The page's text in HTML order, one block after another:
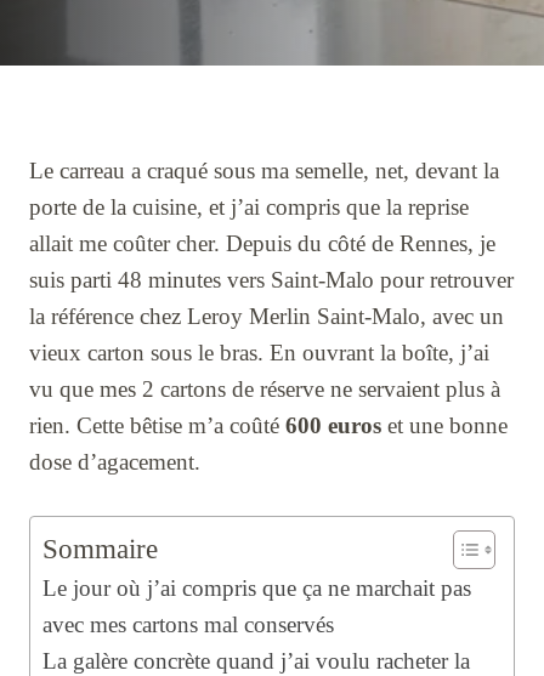
Le carreau a craqué sous ma semelle, net, devant la
porte de la cuisine, et j’ai compris que la reprise
allait me coûter cher. Depuis du côté de Rennes, je
suis parti 48 minutes vers Saint-Malo pour retrouver
la référence chez Leroy Merlin Saint-Malo, avec un
vieux carton sous le bras. En ouvrant la boîte, j’ai
vu que mes 2 cartons de réserve ne servaient plus à
rien. Cette bêtise m’a coûté 600 euros et une bonne
dose d’agacement.
Sommaire
Le jour où j’ai compris que ça ne marchait pas
avec mes cartons mal conservés
La galère concrète quand j’ai voulu racheter la